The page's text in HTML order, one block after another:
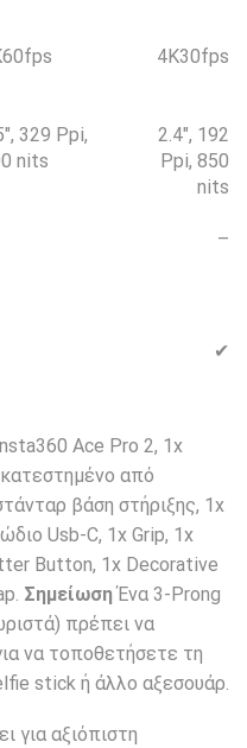
4K30fps
329 Ppi,
nits
2.4″, 192
Ppi, 850
nits
–
✔
Ace Pro 2, 1x
από
βάση στήριξης, 1x
Usb-C, 1x Grip, 1x
Button, 1x Decorative
ΣημείωσηΈνα 3-Prong
πρέπει να
να τοποθετήσετε τη
stick ή άλλο αξεσουάρ.
για αξιόπιστη